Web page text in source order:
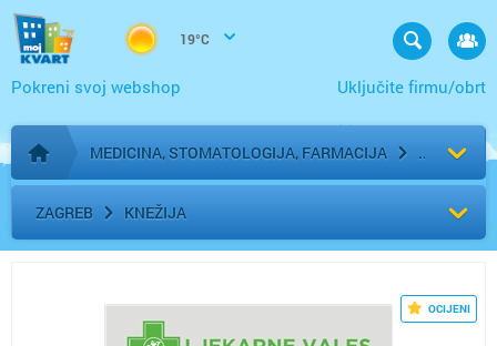
19°C
Uključite firmu/obrt
Pokreni svoj webshop
Početna stranica
MEDICINA, STOMATOLOGIJA, FARMACIJA
ZAGREB KNEŽIJA
OCIJENI